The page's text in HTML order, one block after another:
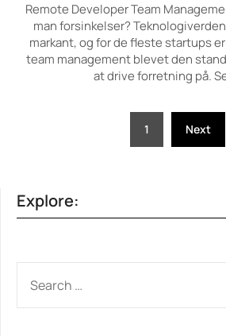
Remote Developer Team
man forsinkelser?
markant, og for de fleste startups
team management blevet den
at drive forretning på.
1 Next
Explore:
FOR: